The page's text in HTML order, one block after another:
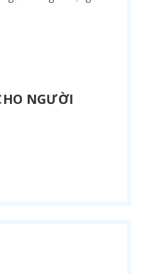
NGƯỜI